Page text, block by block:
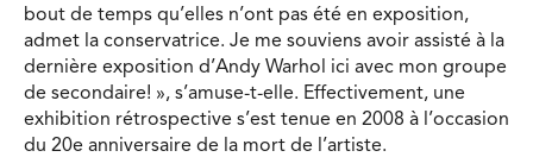
bout de temps qu’elles n’ont pas été en exposition,
admet la conservatrice. Je me souviens avoir assisté à la
dernière exposition d’Andy Warhol ici avec mon groupe
de secondaire! », s’amuse-t-elle. Effectivement, une
exhibition rétrospective s’est tenue en 2008 à l’occasion
du 20e anniversaire de la mort de l’artiste.